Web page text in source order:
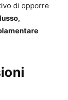
di opporre